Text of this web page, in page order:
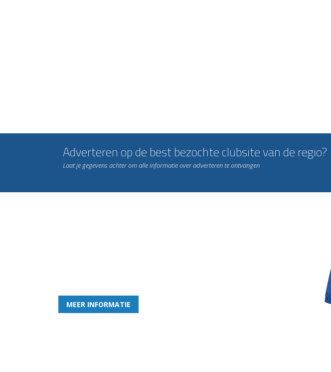
Adverteren op de best bezochte clubsite van de regio?
Laat je gegevens achter om alle informatie over adverteren te ontvangen
MEER INFORMATIE